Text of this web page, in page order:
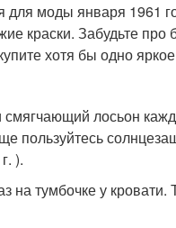
моды января 1961
краски. Забудьте
хотя бы одно
лосьон
пользуйтесь
).
тумбочке у кровати.